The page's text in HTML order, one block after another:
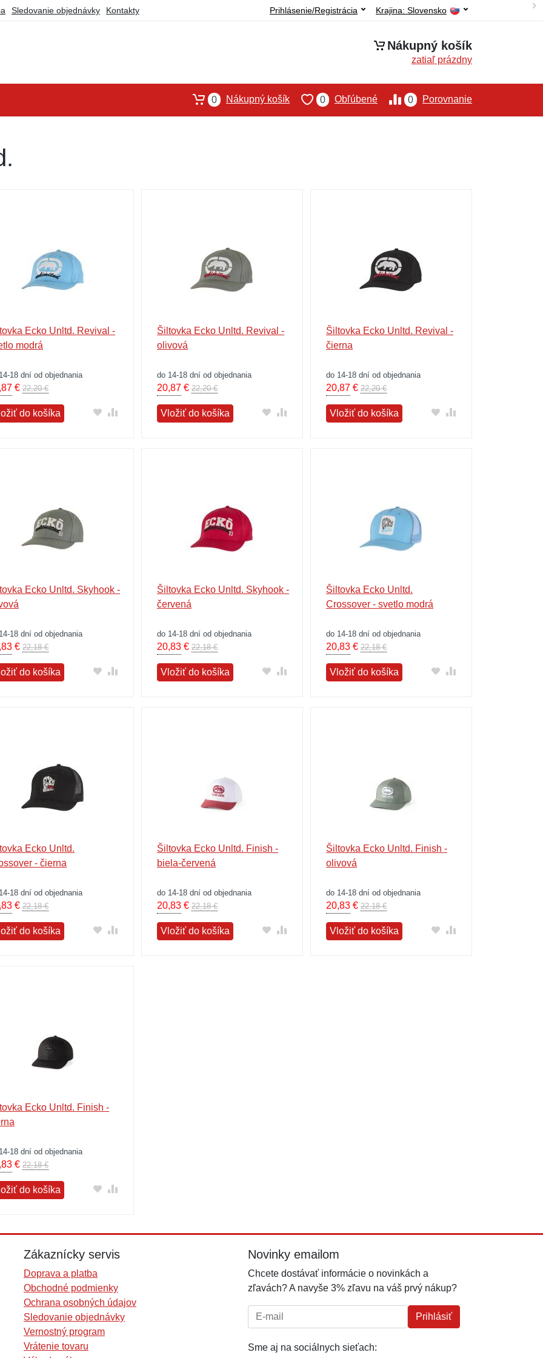
Sledovanie objednávky Kontakty Krajina: Slovensko
Prihlásenie/Registrácia
Nákupný košík
zatiaľ prázdny
0 Porovnanie
0 Obľúbené
0 Nákupný košík
Ecko Unltd. Revival -
modrá
18 dní od objednania
€ 22,20 €
do košíka
Šiltovka Ecko Unltd. Revival -
olivová
do 14-18 dní od objednania
20,87€ 22,20 €
Vložiť do košíka
Šiltovka Ecko Unltd. Revival -
čierna
do 14-18 dní od objednania
20,87€ 22,20 €
Vložiť do košíka
Ecko Unltd. Skyhook -
18 dní od objednania
€ 22,18 €
do košíka
Šiltovka Ecko Unltd. Skyhook -
červená
do 14-18 dní od objednania
20,83€ 22,18 €
Vložiť do košíka
Šiltovka Ecko Unltd.
Crossover - svetlo modrá
do 14-18 dní od objednania
20,83€ 22,18 €
Vložiť do košíka
Ecko Unltd.
- čierna
18 dní od objednania
€ 22,18 €
do košíka
Šiltovka Ecko Unltd. Finish -
biela-červená
do 14-18 dní od objednania
20,83€ 22,18 €
Vložiť do košíka
Šiltovka Ecko Unltd. Finish -
olivová
do 14-18 dní od objednania
20,83€ 22,18 €
Vložiť do košíka
Ecko Unltd. Finish -
18 dní od objednania
€ 22,18 €
do košíka
Zákaznícky servis
Doprava a platba
Obchodné podmienky
Ochrana osobných údajov
Sledovanie objednávky
Vernostný program
Vrátenie tovaru
Novinky emailom
Chcete dostávať informácie o novinkách a
zľavách? A navyše 3% zľavu na váš prvý nákup?
E-mail: Prihlásiť
Sme aj na sociálnych sieťach: